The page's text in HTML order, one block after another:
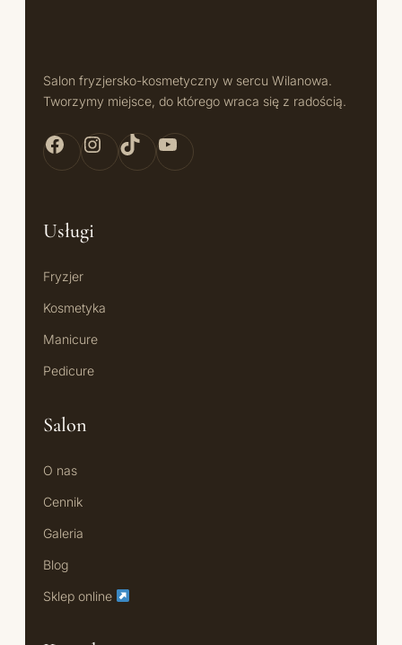
Salon fryzjersko-kosmetyczny w sercu Wilanowa.
Tworzymy miejsce, do którego wraca się z radością.
Facebook Bellita
Instagram Bellita
TikTok Bellita
YouTube Bellita
Usługi
Fryzjer
Kosmetyka
Manicure
Pedicure
Salon
O nas
Cennik
Galeria
Blog
Sklep online